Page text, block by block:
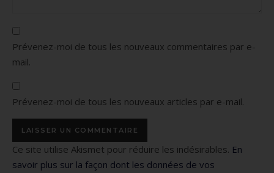
Prévenez-moi de tous les nouveaux commentaires par e-
mail.
Prévenez-moi de tous les nouveaux articles par e-mail.
Ce site utilise Akismet pour réduire les indésirables. En
savoir plus sur la façon dont les données de vos